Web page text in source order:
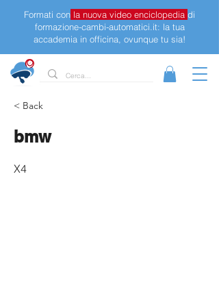
Formati con la nuova video enciclopedia di
formazione-cambi-automatici.it: la tua
accademia in officina, ovunque tu sia!
< Back
bmw
X4